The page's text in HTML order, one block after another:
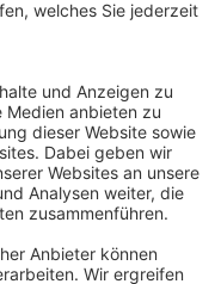
gemacht werden
Senatsverwaltung für
114236103
Körperschaft befreit
KStg. unter der